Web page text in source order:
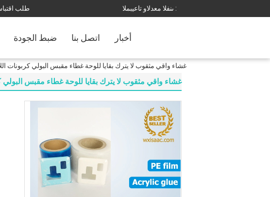
المبيعات والدعم الفنى : طلب
ضبط الجودة اتصل بنا أخبار
غشاء واقي مثقوب لا يترك بقايا للوحة غطاء مقبس البولي كربونات
غشاء واقي مثقوب لا يترك بقايا للوحة غطاء مقبس البولي